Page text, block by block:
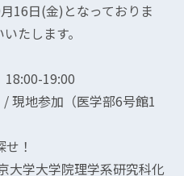
16日(金)となっておりま
たします。
18:00-19:00
現地参加（医学部6号館1
！
学大学院理学系研究科化